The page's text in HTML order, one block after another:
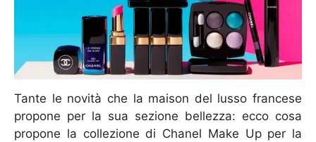
Tante le novità che la maison del lusso francese
propone per la sua sezione bellezza: ecco cosa
propone la collezione di Chanel Make Up per la